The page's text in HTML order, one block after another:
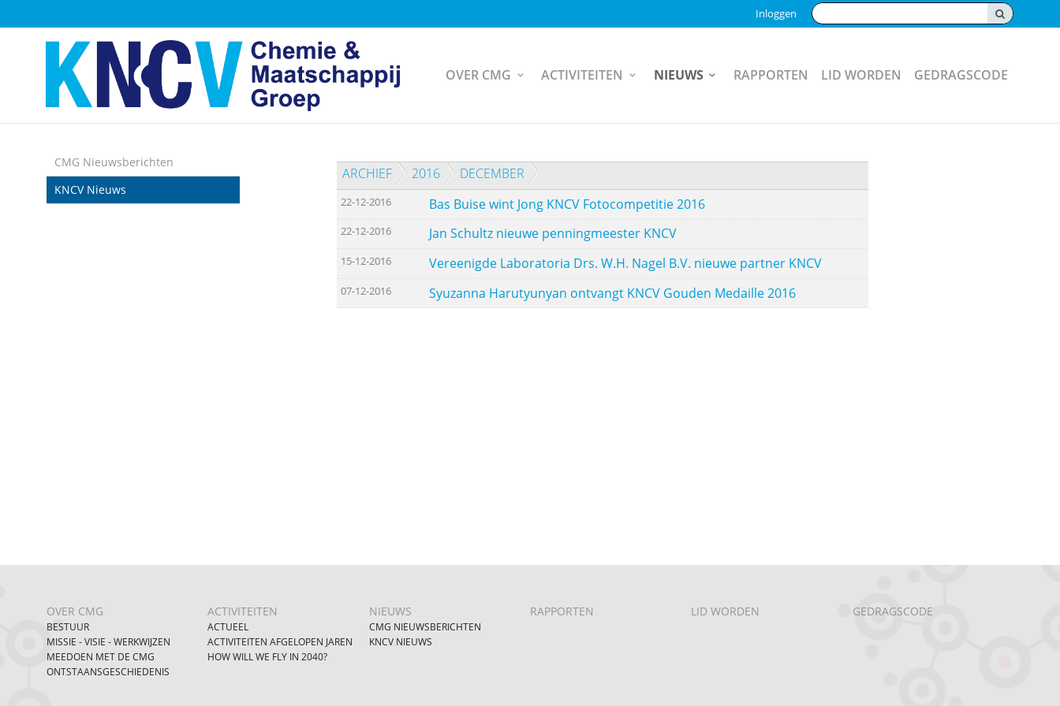
links
Spring
naar
de
inhoud
naar
het
menu
Zoeken:
Inloggen
OVER CMG ACTIVITEITEN NIEUWS RAPPORTEN LID WORDEN GEDRAGSCODE
ARCHIEF 2016 DECEMBER
22-12-2016 Bas Buise wint Jong KNCV Fotocompetitie 2016
22-12-2016 Jan Schultz nieuwe penningmeester KNCV
15-12-2016 Vereenigde Laboratoria Drs. W.H. Nagel B.V. nieuwe partner KNCV
07-12-2016 Syuzanna Harutyunyan ontvangt KNCV Gouden Medaille 2016
CMG Nieuwsberichten
KNCV Nieuws
OVER CMG
BESTUUR
MISSIE - VISIE - WERKWIJZEN
MEEDOEN MET DE CMG
ONTSTAANSGESCHIEDENIS
ACTIVITEITEN
ACTUEEL
ACTIVITEITEN AFGELOPEN JAREN
HOW WILL WE FLY IN 2040?
NIEUWS
CMG NIEUWSBERICHTEN
KNCV NIEUWS
RAPPORTEN LID WORDEN GEDRAGSCODE